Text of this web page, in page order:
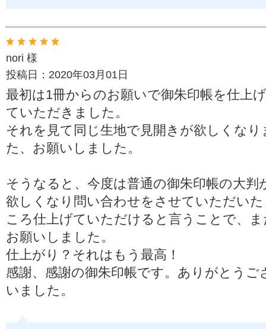
nori 様
投稿日：2020年03月01日
最初は1冊からのお願いで御朱印帳を仕上げ
ていただきました。
それを見て同じ生地で見開きが欲しくなり
た、お願いしました。
そうなると、今度は普通の御朱印帳の大判
欲しくなり問い合わせをさせていただい
ころ仕上げていただけると言うことで、ま
お願いしました。
仕上がり？それはもう最高！
感謝、感謝の御朱印帳です。ありがとうご
いました。